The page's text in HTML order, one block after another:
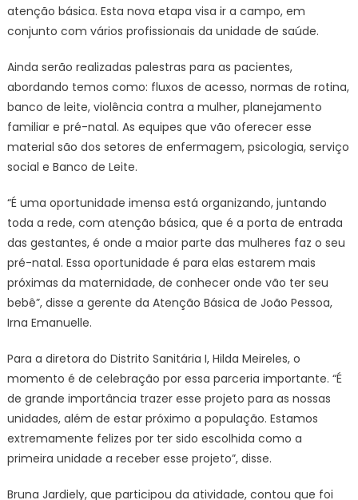
atenção básica. Esta nova etapa visa ir a campo, em
conjunto com vários profissionais da unidade de saúde.
Ainda serão realizadas palestras para as pacientes,
abordando temos como: fluxos de acesso, normas de rotina,
banco de leite, violência contra a mulher, planejamento
familiar e pré-natal. As equipes que vão oferecer esse
material são dos setores de enfermagem, psicologia, serviço
social e Banco de Leite.
“É uma oportunidade imensa está organizando, juntando
toda a rede, com atenção básica, que é a porta de entrada
das gestantes, é onde a maior parte das mulheres faz o seu
pré-natal. Essa oportunidade é para elas estarem mais
próximas da maternidade, de conhecer onde vão ter seu
bebê”, disse a gerente da Atenção Básica de João Pessoa,
Irna Emanuelle.
Para a diretora do Distrito Sanitária I, Hilda Meireles, o
momento é de celebração por essa parceria importante. “É
de grande importância trazer esse projeto para as nossas
unidades, além de estar próximo a população. Estamos
extremamente felizes por ter sido escolhida como a
primeira unidade a receber esse projeto”, disse.
Bruna Jardiely, que participou da atividade, contou que foi